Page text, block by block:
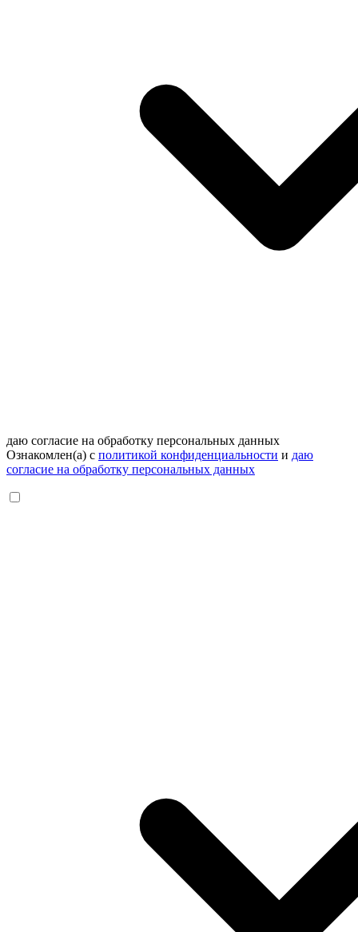
даю согласие на обработку персональных данных
Ознакомлен(а) с политикой конфиденциальности и даю
согласие на обработку персональных данных